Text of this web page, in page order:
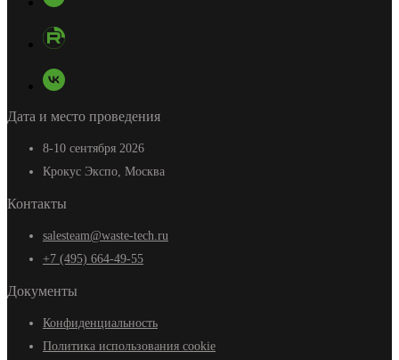
Дата и место проведения
8-10 сентября 2026
Крокус Экспо, Москва
Контакты
salesteam@waste-tech.ru
+7 (495) 664-49-55
Документы
Конфиденциальность
Политика использования cookie